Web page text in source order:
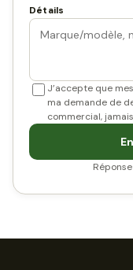
Détails
J’accepte que
ma demande de
commercial,